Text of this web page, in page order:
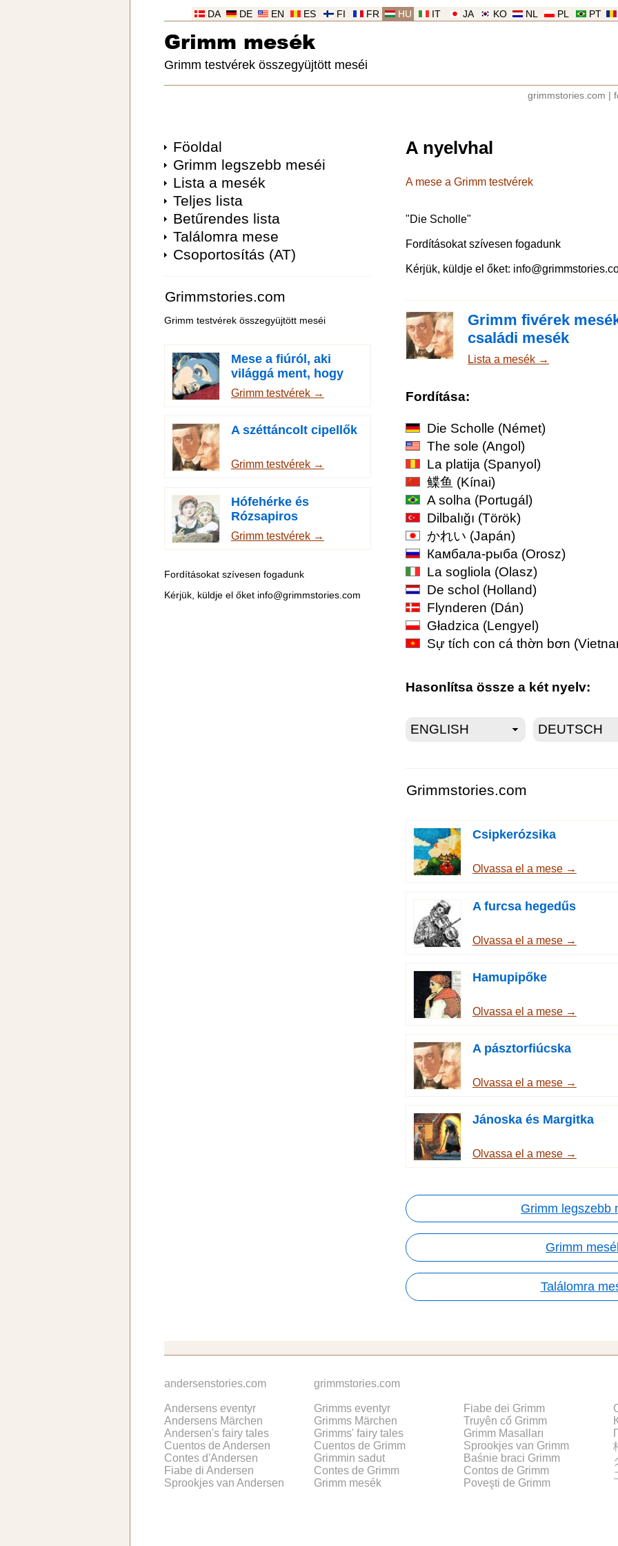
PT
PL
NL
KO
JA
IT
HU
FR
FI
ES
EN
DE
DA
Grimm mesék
Grimm testvérek összegyüjtött meséi
grimmstories.com
Föoldal
Grimm legszebb meséi
Lista a mesék
Teljes lista
Betűrendes lista
Találomra mese
Csoportosítás (AT)
Grimmstories.com
Grimm testvérek összegyüjtött meséi
Mese a fiúról, aki
világgá ment, hogy
megtanuljon félni
Grimm testvérek →
A széttáncolt cipellők
Grimm testvérek →
Hófehérke és
Rózsapiros
Grimm testvérek →
Fordításokat szívesen fogadunk
Kérjük, küldje el őket info@grimmstories.com
A nyelvhal
A mese a Grimm testvérek
"Die Scholle"
Fordításokat szívesen fogadunk
Kérjük, küldje el őket:
Grimm fivérek
családi mesék
Lista a mesék →
Fordítása:
Die Scholle (Német)
The sole (Angol)
La platija (Spanyol)
鲽鱼 (Kínai)
A solha (Portugál)
Dilbalığı (Török)
かれい (Japán)
Камбала-рыба (Orosz)
La sogliola (Olasz)
De schol (Holland)
Flynderen (Dán)
Gładzica (Lengyel)
Sự tích con cá thờn bơn
Hasonlítsa össze a két nyelv:
Grimmstories.com
Csipkerózsika
Olvassa el a mese →
A furcsa hegedűs
Olvassa el a mese →
Hamupipőke
Olvassa el a mese →
A pásztorfiúcska
Olvassa el a mese →
Jánoska és Margitka
Olvassa el a mese →
Grimm legszebb
Grimm
Találomra
andersenstories.com
Andersens eventyr
Andersens Märchen
Andersen's fairy tales
Cuentos de Andersen
Contes d'Andersen
Fiabe di Andersen
Sprookjes van Andersen
grimmstories.com
Grimms eventyr
Grimms Märchen
Grimms' fairy tales
Cuentos de Grimm
Grimmin sadut
Contes de Grimm
Grimm mesék
Fiabe dei Grimm
Truyện cổ Grimm
Grimm Masalları
Sprookjes van Grimm
Baśnie braci Grimm
Contos de Grimm
Poveşti de Grimm